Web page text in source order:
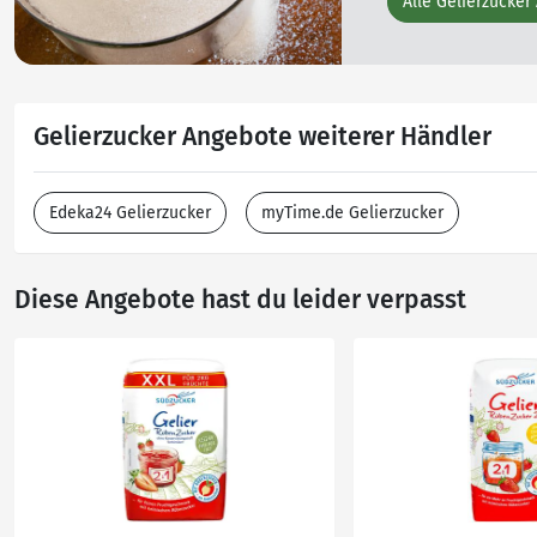
Gelierzucker Angebote weiterer Händler
Edeka24 Gelierzucker myTime.de Gelierzucker
Diese Angebote hast du leider verpasst